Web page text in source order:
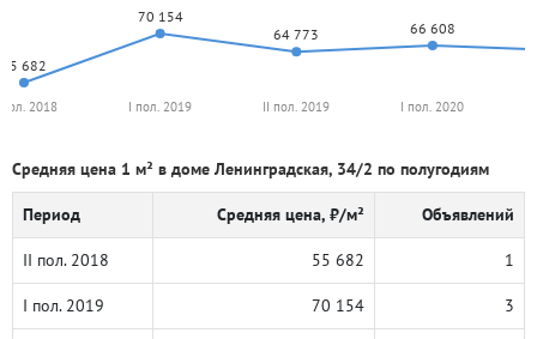
55 682
70 154
64 773 66 608
2018 I пол. 2019 II пол. 2019 I пол. 2020
Средняя цена 1 м² в доме Ленинградская, 34/2 по полугодиям
Период Средняя цена, ₽/м² Объявлений
II пол. 2018 55 682 1
I пол. 2019 70 154 3